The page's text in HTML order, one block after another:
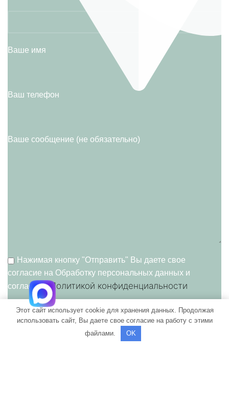
Ваше имя
Ваш телефон
Ваше сообщение (не обязательно)
Нажимая кнопку "Отправить" Вы даете свое
согласие на Обработку персональных данных и
согласие cПолитикой конфиденциальности
Этот сайт использует cookie для хранения данных. Продолжая
использовать сайт, Вы даете свое согласие на работу с этими
файлами.
OK